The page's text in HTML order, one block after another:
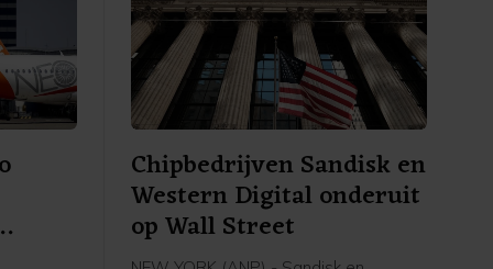
Chipbedrijven Sandisk en
Western Digital onderuit
op Wall Street